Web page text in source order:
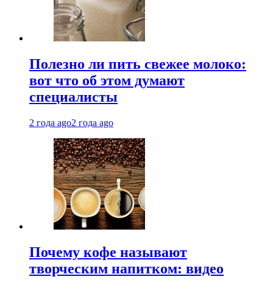
Полезно ли пить свежее молоко:
вот что об этом думают
специалисты
2 года ago2 года ago
Почему кофе называют
творческим напитком: видео